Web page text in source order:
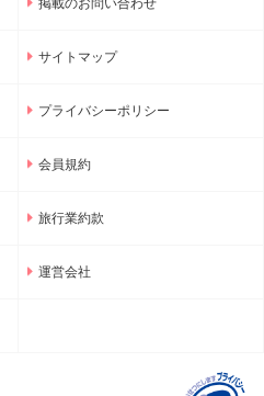
掲載のお問い合わせ
サイトマップ
プライバシーポリシー
会員規約
旅行業約款
運営会社